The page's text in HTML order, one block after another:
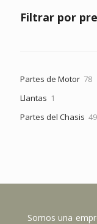
Filtrar por
Partes de Motor 7878
Llantas 1
Partes del Chasis 49
Somos una